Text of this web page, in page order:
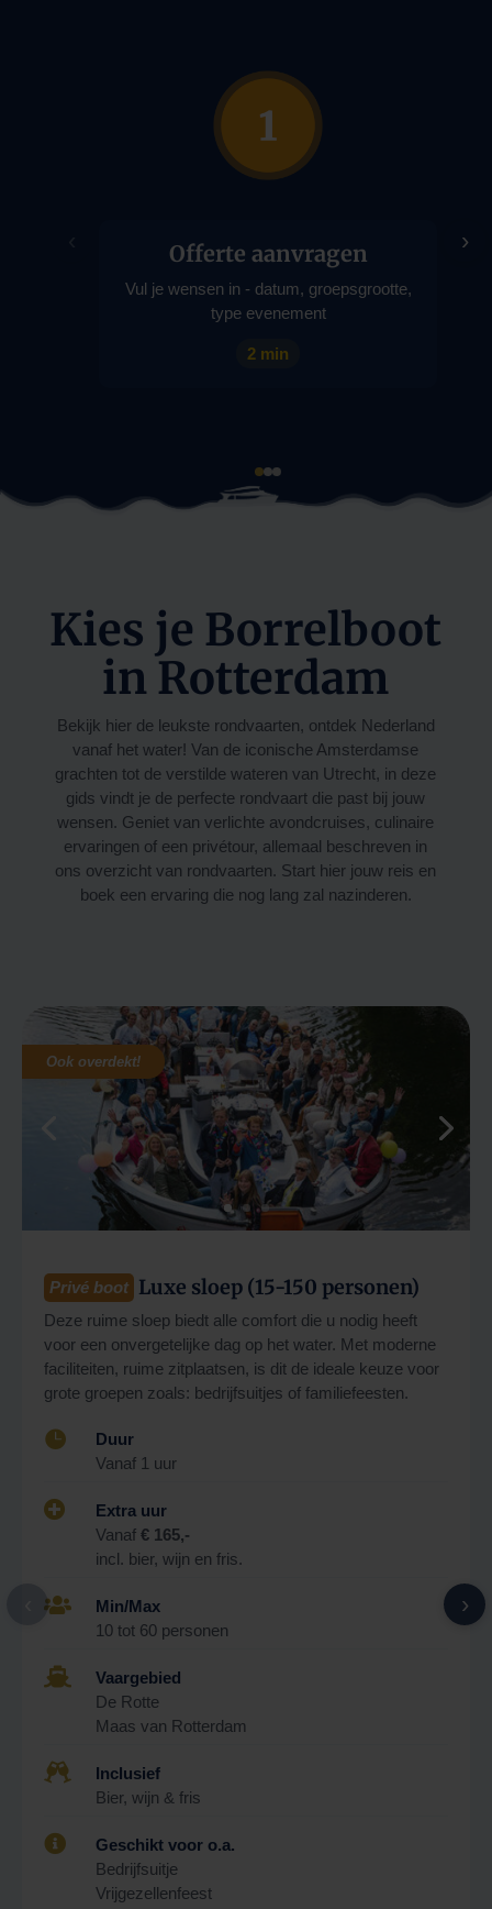
Offerte aanvragen
Vul je wensen in - datum, groepsgrootte,
type evenement
2 min
›
Kies je Borrelboot
in Rotterdam
Bekijk hier de leukste rondvaarten, ontdek Nederland
vanaf het water! Van de iconische Amsterdamse
grachten tot de verstilde wateren van Utrecht, in deze
gids vindt je de perfecte rondvaart die past bij jouw
wensen. Geniet van verlichte avondcruises, culinaire
ervaringen of een privétour, allemaal beschreven in
ons overzicht van rondvaarten. Start hier jouw reis en
boek een ervaring die nog lang zal nazinderen.
Ook overdekt!
Privé boot Luxe sloep (15-150 personen)
Deze ruime sloep biedt alle comfort die u nodig heeft
voor een onvergetelijke dag op het water. Met moderne
faciliteiten, ruime zitplaatsen, is dit de ideale keuze voor
grote groepen zoals: bedrijfsuitjes of familiefeesten.

Duur
Vanaf 1 uur

Extra uur
Vanaf € 165,-
incl. bier, wijn en fris.

Min/Max
10 tot 60 personen

Vaargebied
De Rotte
Maas van Rotterdam

Inclusief
Bier, wijn & fris

Geschikt voor o.a.
Bedrijfsuitje
Vrijgezellenfeest
›